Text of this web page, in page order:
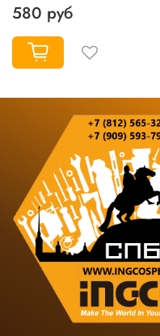
580 руб